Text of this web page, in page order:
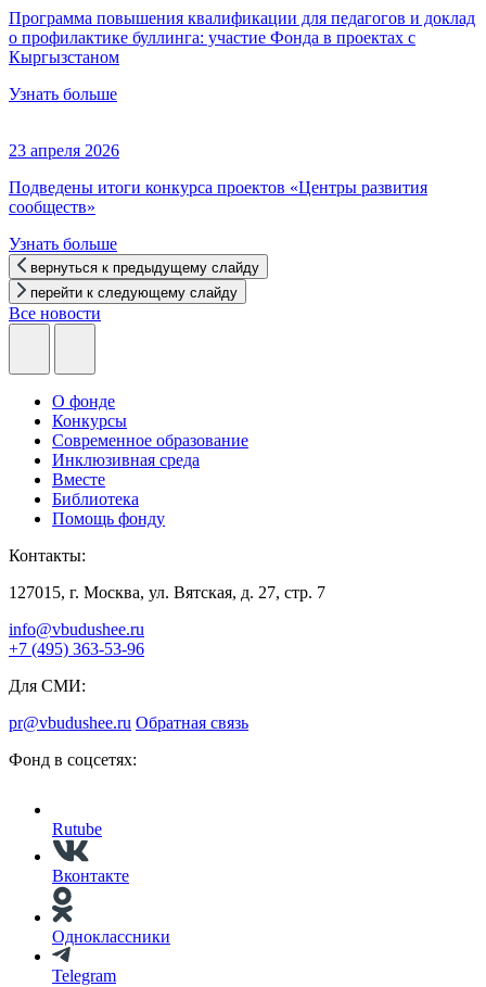
Программа повышения квалификации для педагогов и доклад
о профилактике буллинга: участие Фонда в проектах с
Кыргызстаном
Узнать больше
23 апреля 2026
Подведены итоги конкурса проектов «Центры развития
сообществ»
Узнать больше
вернуться к предыдущему слайду
перейти к следующему слайду
Все новости
О фонде
Конкурсы
Современное образование
Инклюзивная среда
Вместе
Библиотека
Помощь фонду
Контакты:
127015, г. Москва, ул. Вятская, д. 27, стр. 7
info@vbudushee.ru
+7 (495) 363-53-96
Для СМИ:
pr@vbudushee.ru Обратная связь
Фонд в соцсетях:
Rutube
Вконтакте
Одноклассники
Telegram